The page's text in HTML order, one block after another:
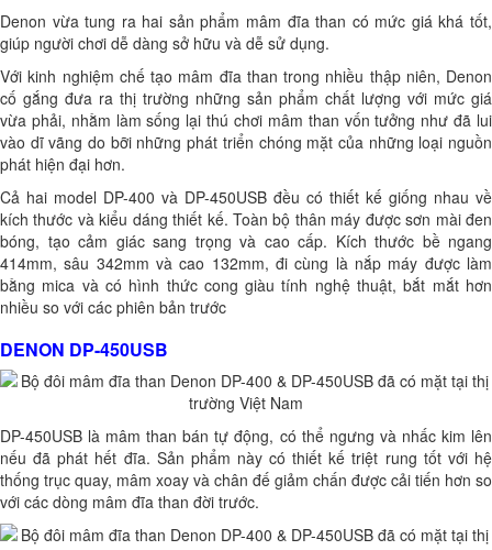
Denon vừa tung ra hai sản phẩm mâm đĩa than có mức giá khá tốt,
giúp người chơi dễ dàng sở hữu và dễ sử dụng.
Với kinh nghiệm chế tạo mâm đĩa than trong nhiều thập niên, Denon
cố gắng đưa ra thị trường những sản phẩm chất lượng với mức giá
vừa phải, nhằm làm sống lại thú chơi mâm than vốn tưởng như đã lui
vào dĩ vãng do bỡi những phát triển chóng mặt của những loại nguồn
phát hiện đại hơn.
Cả hai model DP-400 và DP-450USB đều có thiết kế giống nhau về
kích thước và kiểu dáng thiết kế. Toàn bộ thân máy được sơn mài đen
bóng, tạo cảm giác sang trọng và cao cấp. Kích thước bề ngang
414mm, sâu 342mm và cao 132mm, đi cùng là nắp máy được làm
bằng mica và có hình thức cong giàu tính nghệ thuật, bắt mắt hơn
nhiều so với các phiên bản trước
DENON DP-450USB
DP-450USB là mâm than bán tự động, có thể ngưng và nhấc kim lên
nếu đã phát hết đĩa. Sản phẩm này có thiết kế triệt rung tốt với hệ
thống trục quay, mâm xoay và chân đế giảm chấn được cải tiến hơn so
với các dòng mâm đĩa than đời trước.